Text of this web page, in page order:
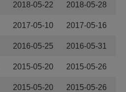
2018-05-22 2018-05-28
2017-05-10 2017-05-16
2016-05-25 2016-05-31
2015-05-20 2015-05-26
2015-05-20 2015-05-26